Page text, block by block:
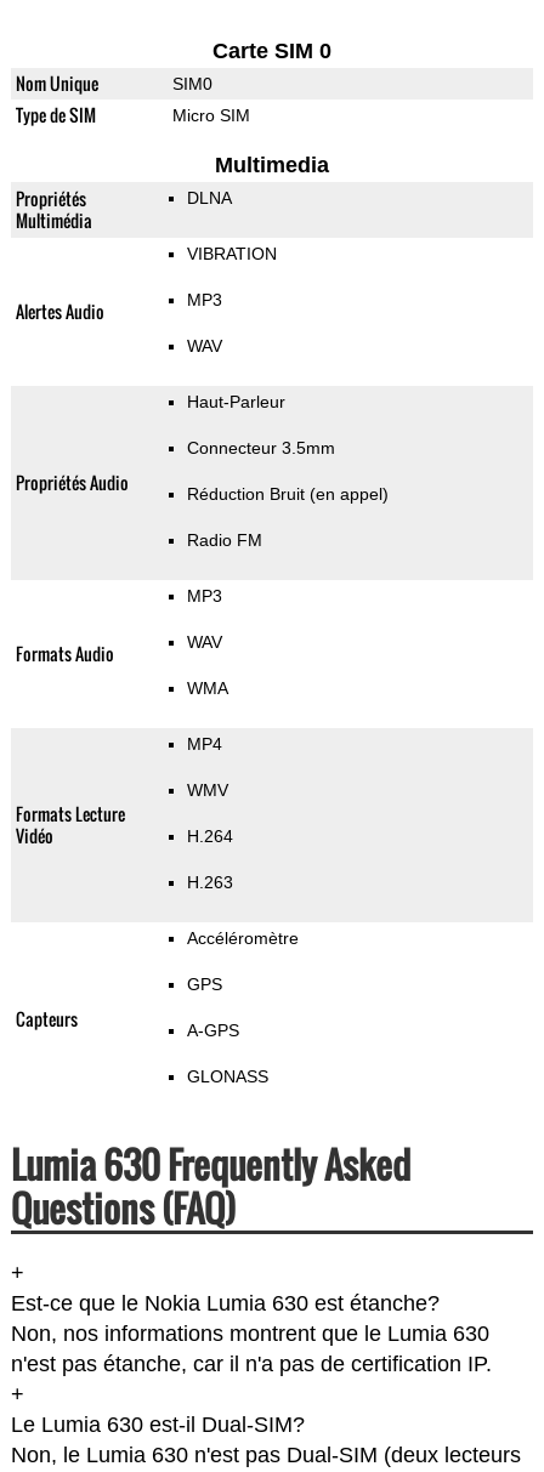
Carte SIM 0
Nom Unique SIM0
Type de SIM Micro SIM
Multimedia
Propriétés
Multimédia
DLNA
Alertes Audio
VIBRATION
MP3
WAV
Propriétés Audio
Haut-Parleur
Connecteur 3.5mm
Réduction Bruit (en appel)
Radio FM
Formats Audio
MP3
WAV
WMA
Formats Lecture
Vidéo
MP4
WMV
H.264
H.263
Capteurs
Accéléromètre
GPS
A-GPS
GLONASS
Lumia 630 Frequently Asked
Questions (FAQ)
+
Est-ce que le Nokia Lumia 630 est étanche?
Non, nos informations montrent que le Lumia 630
n'est pas étanche, car il n'a pas de certification IP.
+
Le Lumia 630 est-il Dual-SIM?
Non, le Lumia 630 n'est pas Dual-SIM (deux lecteurs